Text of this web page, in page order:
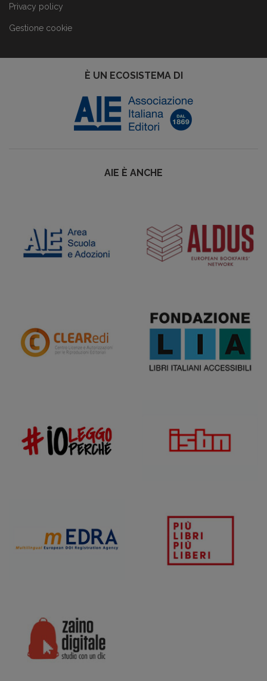
Privacy policy
Gestione cookie
È UN ECOSISTEMA DI
AIE È ANCHE